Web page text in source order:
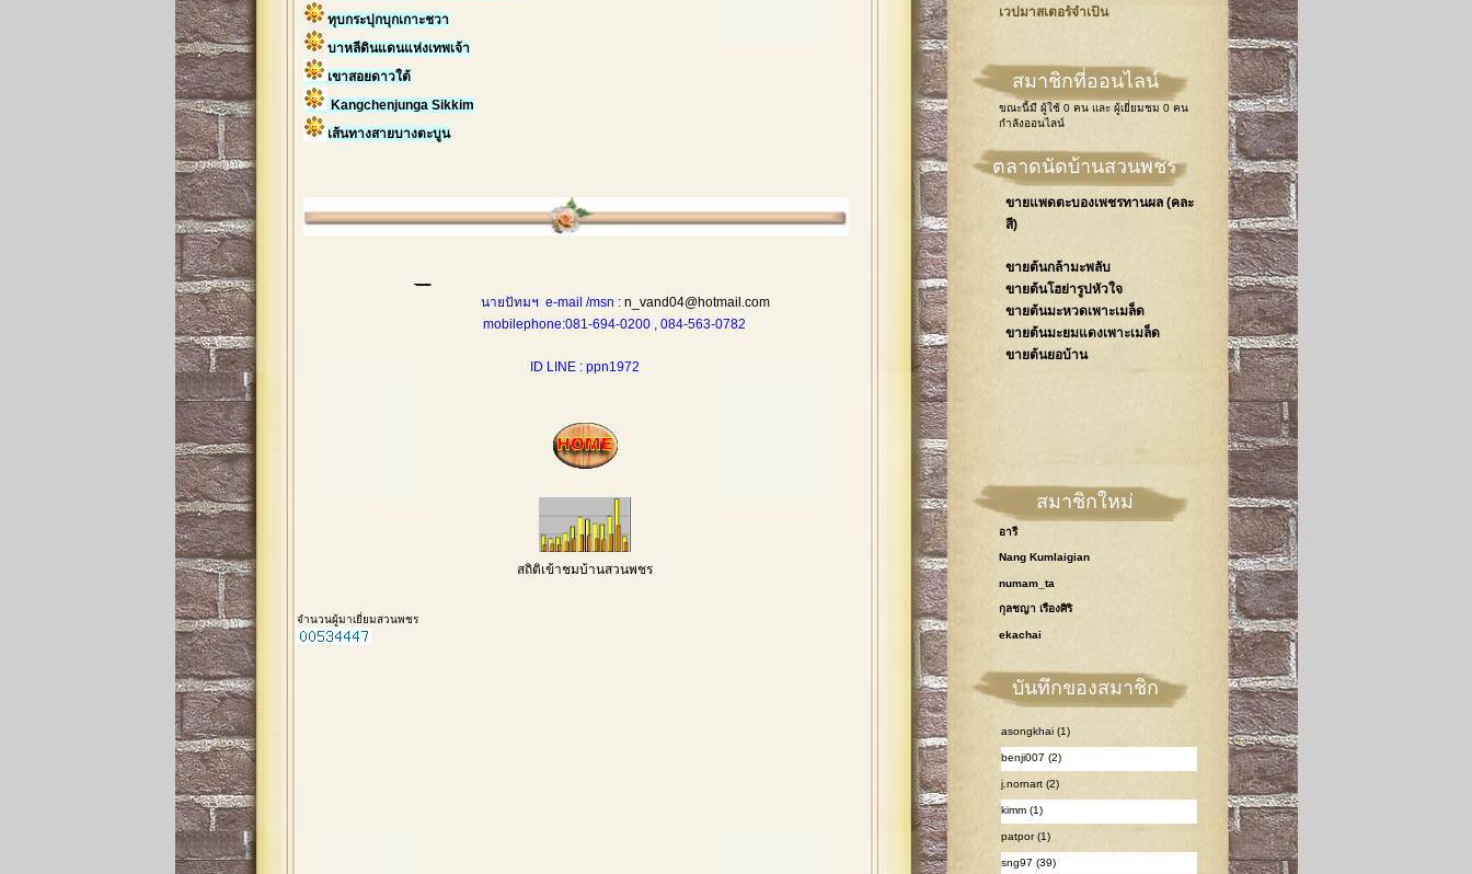
ทุบกระปุกบุกเกาะชวา
บาหลีดินแดนแห่งเทพเจ้า
เขาสอยดาวใต้
Kangchenjunga Sikkim
เส้นทางสายบางตะบูน
นายปัทมฯ e-mail /msn : n_vand04@hotmail.com
mobilephone:081-694-0200 , 084-563-0782
ID LINE : ppn1972
สถิติเข้าชมบ้านสวนพชร
จำนวนผู้มาเยี่ยมสวนพชร
เวปมาสเตอร์จำเป็น
สมาชิกที่ออนไลน์
ขณะนี้มี ผู้ใช้ 0 คน และ ผู้เยี่ยมชม 0 คน
กำลังออนไลน์
ตลาดนัดบ้านสวนพชร
ขายแพดตะบองเพชรทานผล (คละ
สี)
ขายต้นกล้ามะพลับ
ขายต้นโฮย่ารูปหัวใจ
ขายต้นมะหวดเพาะเมล็ด
ขายต้นมะยมแดงเพาะเมล็ด
ขายต้นยอบ้าน
สมาชิกใหม่
อารี
Nang Kumlaigian
numam_ta
กุลชญา เรืองศิริ
ekachai
บันทึกของสมาชิก
asongkhai (1)
benji007 (2)
j.nornart (2)
kimm (1)
patpor (1)
sng97 (39)